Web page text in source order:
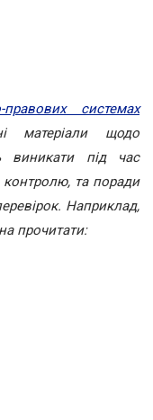
правових системах
матеріали щодо
виникати під час
контролю, та поради
Наприклад,
прочитати: